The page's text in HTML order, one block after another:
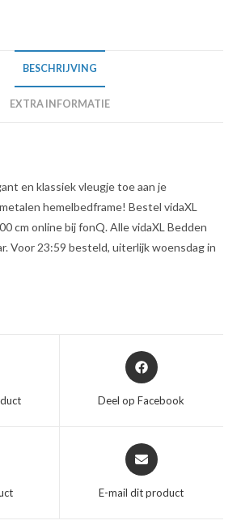
BESCHRIJVING
EXTRA INFORMATIE
en klassiek vleugje toe aan je
hemelbedframe! Bestel vidaXL
cm online bij fonQ. Alle vidaXL Bedden
Voor 23:59 besteld, uiterlijk woensdag in
Opent
in
nieuw
Deel op Facebook
Opent
in
nieuw
E-mail dit product